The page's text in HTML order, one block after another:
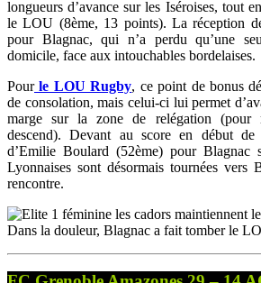
longueurs d’avance sur les Iséroises, tout
le LOU (8ème, 13 points). La réception
pour Blagnac, qui n’a perdu qu’une
domicile, face aux intouchables bordelaises.
Pourle LOU Rugby, ce point de bonus
de consolation, mais celui-ci lui permet
marge sur la zone de relégation (pour
descend). Devant au score en début de
d’Emilie Boulard (52ème) pour Blagnac
Lyonnaises sont désormais tournées vers
rencontre.
Dans la douleur, Blagnac a fait tomber le